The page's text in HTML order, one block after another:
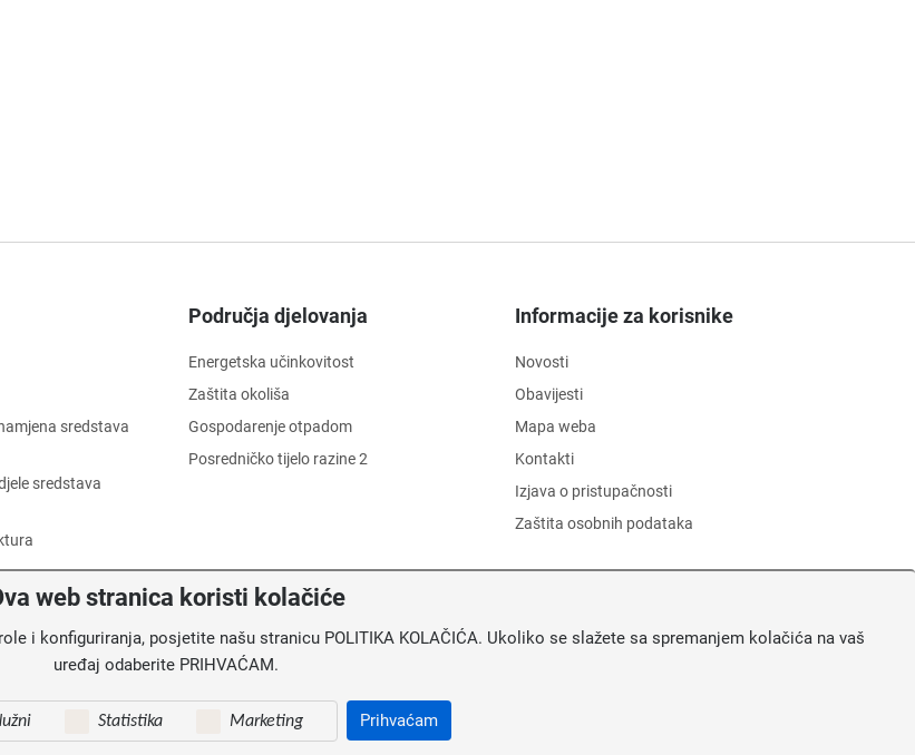
sredstava
sredstava
radnika
trošenju sredstava
Područja djelovanja
Energetska učinkovitost
Zaštita okoliša
Gospodarenje otpadom
Posredničko tijelo razine 2
Informacije za korisnike
Novosti
Obavijesti
Mapa weba
Kontakti
Izjava o pristupačnosti
Zaštita osobnih podataka
web stranica koristi kolačiće
i konfiguriranja, posjetite našu stranicu POLITIKA KOLAČIĆA. Ukoliko se slažete sa spremanjem kolačića na vaš
uređaj odaberite PRIHVAĆAM.
Statistika Marketing Prihvaćam